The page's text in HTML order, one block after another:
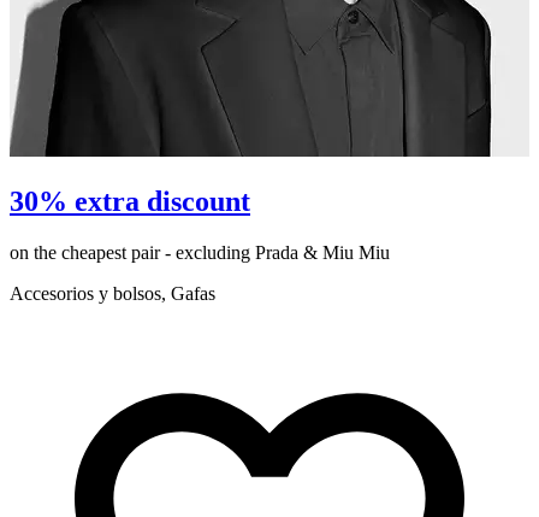
30% extra discount
on the cheapest pair - excluding Prada & Miu Miu
Accesorios y bolsos, Gafas